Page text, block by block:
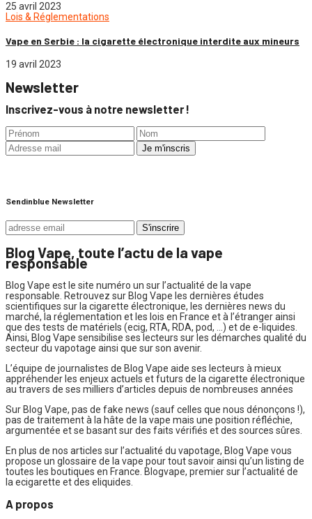
25 avril 2023
Lois & Réglementations
Vape en Serbie : la cigarette électronique interdite aux mineurs
19 avril 2023
Newsletter
Inscrivez-vous à notre newsletter !
Sendinblue Newsletter
Blog Vape, toute l’actu de la vape
responsable
Blog Vape est le site numéro un sur l’actualité de la vape
responsable. Retrouvez sur Blog Vape les dernières études
scientifiques sur la cigarette électronique, les dernières news du
marché, la réglementation et les lois en France et à l’étranger ainsi
que des tests de matériels (ecig, RTA, RDA, pod, …) et de e-liquides.
Ainsi, Blog Vape sensibilise ses lecteurs sur les démarches qualité du
secteur du vapotage ainsi que sur son avenir.
L’équipe de journalistes de Blog Vape aide ses lecteurs à mieux
appréhender les enjeux actuels et futurs de la cigarette électronique
au travers de ses milliers d’articles depuis de nombreuses années
Sur Blog Vape, pas de fake news (sauf celles que nous dénonçons !),
pas de traitement à la hâte de la vape mais une position réfléchie,
argumentée et se basant sur des faits vérifiés et des sources sûres.
En plus de nos articles sur l’actualité du vapotage, Blog Vape vous
propose un glossaire de la vape pour tout savoir ainsi qu’un listing de
toutes les boutiques en France. Blogvape, premier sur l’actualité de
la ecigarette et des eliquides.
A propos